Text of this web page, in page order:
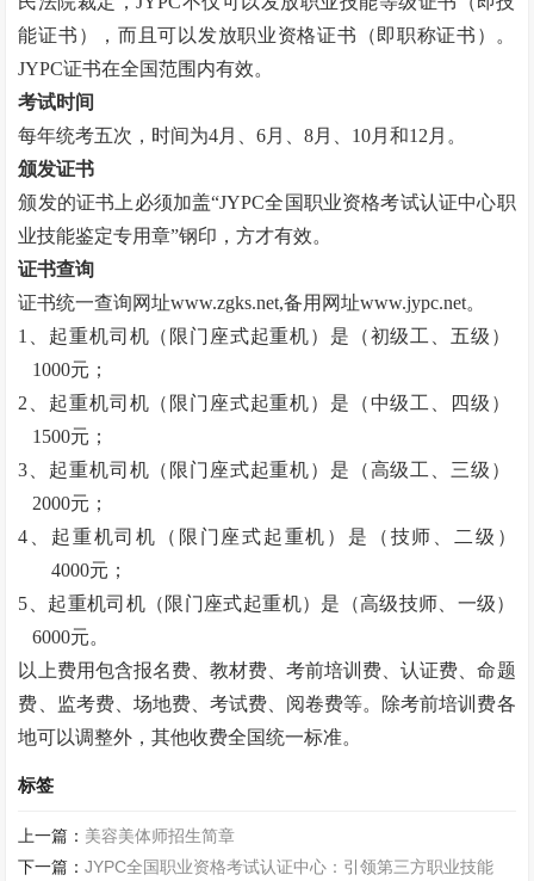
能证书），而且可以发放职业资格证书（即职称证书）。
JYPC证书在全国范围内有效。
考试时间
每年统考五次，时间为4月、6月、8月、10月和12月。
颁发证书
颁发的证书上必须加盖“JYPC全国职业资格考试认证中心职
业技能鉴定专用章”钢印，方才有效。
证书查询
证书统一查询网址www.zgks.net,备用网址www.jypc.net。
1、起重机司机（限门座式起重机）是（初级工、五级）
1000元；
2、起重机司机（限门座式起重机）是（中级工、四级）
1500元；
3、起重机司机（限门座式起重机）是（高级工、三级）
2000元；
4、起重机司机（限门座式起重机）是（技师、二级）
4000元；
5、起重机司机（限门座式起重机）是（高级技师、一级）
6000元。
以上费用包含报名费、教材费、考前培训费、认证费、命题
费、监考费、场地费、考试费、阅卷费等。除考前培训费各
地可以调整外，其他收费全国统一标准。
标签
上一篇： 美容美体师招生简章
下一篇：JYPC全国职业资格考试认证中心：引领第三方职业技能